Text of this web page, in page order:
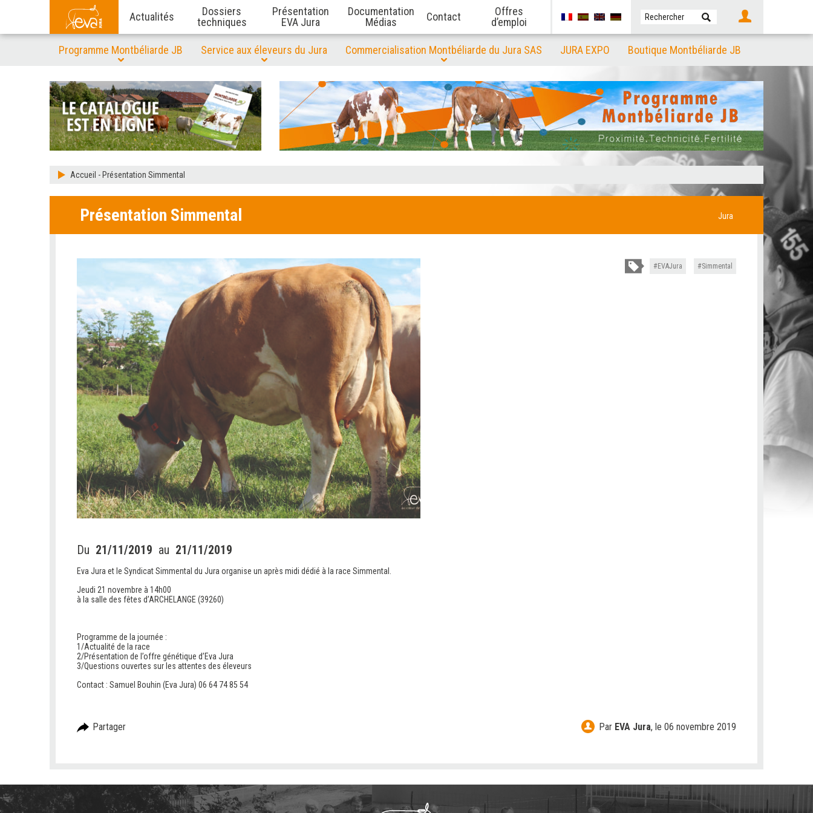
Actualités
Dossiers
techniques
Présentation
EVA Jura
Documentation
Médias
Contact
Offres
d’emploi
Programme Montbéliarde JB Service aux éleveurs du Jura Commercialisation Montbéliarde du Jura SAS JURA EXPO Boutique Montbéliarde JB
Accueil - Présentation Simmental
Présentation Simmental Jura
EVAJura Simmental
Du 21/11/2019 au 21/11/2019
Eva Jura et le Syndicat Simmental du Jura organise un après midi dédié à la race Simmental.
Jeudi 21 novembre à 14h00
à la salle des fêtes d’ARCHELANGE (39260)
Programme de la journée :
1/Actualité de la race
2/Présentation de l’offre génétique d’Eva Jura
3/Questions ouvertes sur les attentes des éleveurs
Contact : Samuel Bouhin (Eva Jura) 06 64 74 85 54
Partager Par EVA Jura, le 06 novembre 2019